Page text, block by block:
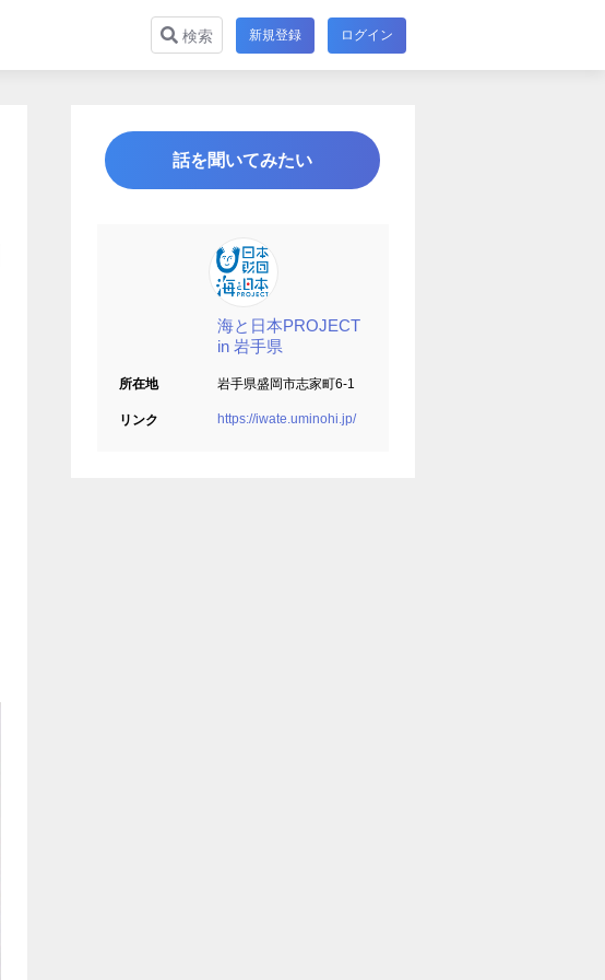
検索 新規登録 ログイン
話を聞いてみたい
海と日本PROJECT
in 岩手県
所在地 岩手県盛岡市志家町6-1
リンク https://iwate.uminohi.jp/